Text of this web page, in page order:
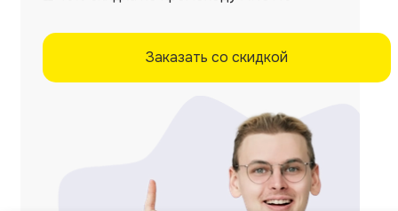
Заказать со скидкой